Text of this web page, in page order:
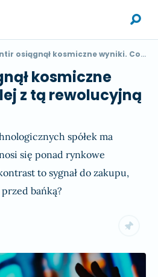
kosmiczne wyniki. Co dalej z tą rewolucyjną spółką?
kosmiczne
z tą rewolucyjną
spółek ma
się ponad rynkowe
to sygnał do zakupu,
bańką?